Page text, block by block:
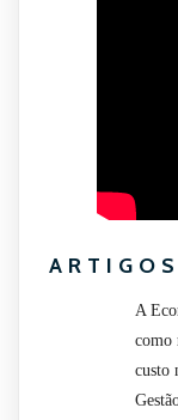
A
como
custo